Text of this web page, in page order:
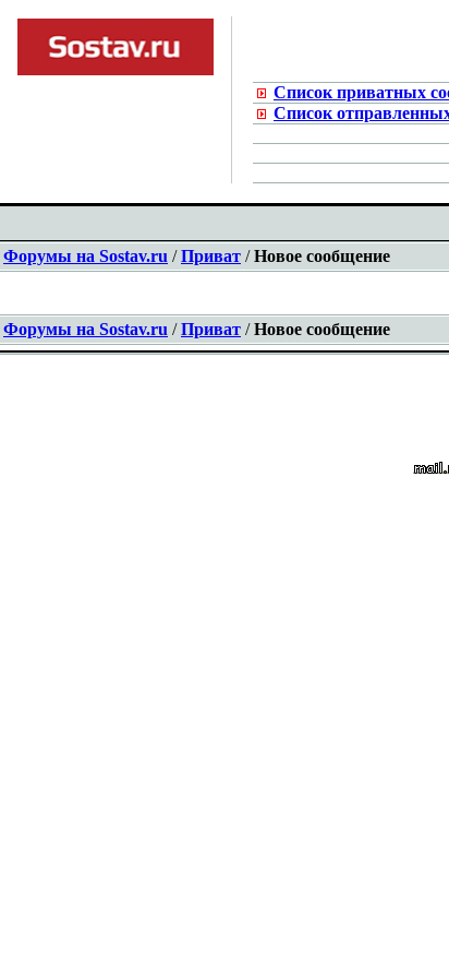
Список приватных
Список
Форумы на Sostav.ru /Приват /Новое сообщение
Форумы на Sostav.ru /Приват /Новое сообщение